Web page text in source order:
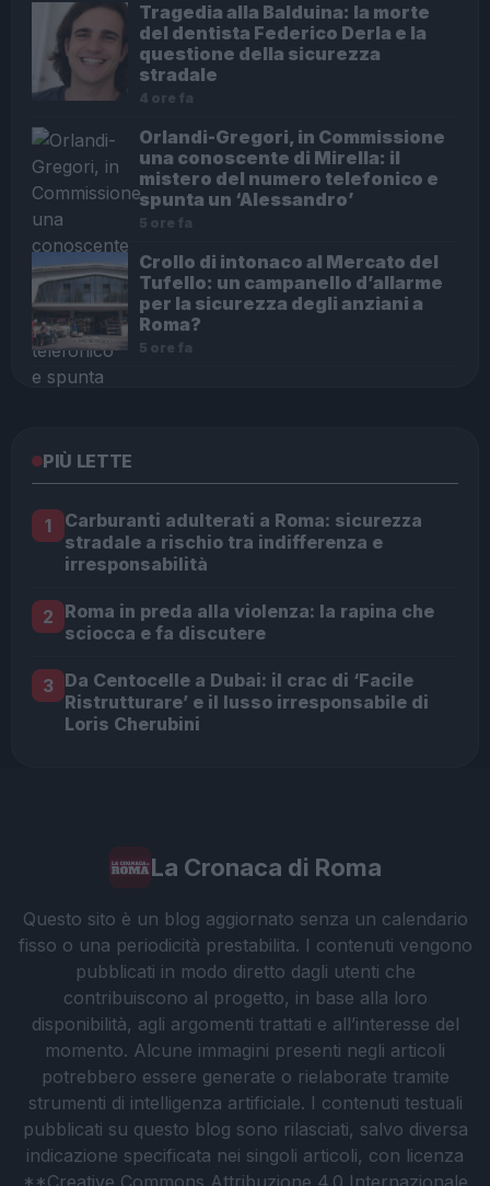
Tragedia alla Balduina: la morte
del dentista Federico Derla e la
questione della sicurezza
stradale
4 ore fa
Orlandi-Gregori, in Commissione
una conoscente di Mirella: il
mistero del numero telefonico e
spunta un ‘Alessandro’
5 ore fa
Crollo di intonaco al Mercato del
Tufello: un campanello d’allarme
per la sicurezza degli anziani a
Roma?
5 ore fa
PIÙ LETTE
1
Carburanti adulterati a Roma: sicurezza
stradale a rischio tra indifferenza e
irresponsabilità
2 Roma in preda alla violenza: la rapina che
sciocca e fa discutere
3 Da Centocelle a Dubai: il crac di ‘Facile
Ristrutturare’ e il lusso irresponsabile di
Loris Cherubini
La Cronaca di Roma
Questo sito è un blog aggiornato senza un calendario
fisso o una periodicità prestabilita. I contenuti vengono
pubblicati in modo diretto dagli utenti che
contribuiscono al progetto, in base alla loro
disponibilità, agli argomenti trattati e all’interesse del
momento. Alcune immagini presenti negli articoli
potrebbero essere generate o rielaborate tramite
strumenti di intelligenza artificiale. I contenuti testuali
pubblicati su questo blog sono rilasciati, salvo diversa
indicazione specificata nei singoli articoli, con licenza